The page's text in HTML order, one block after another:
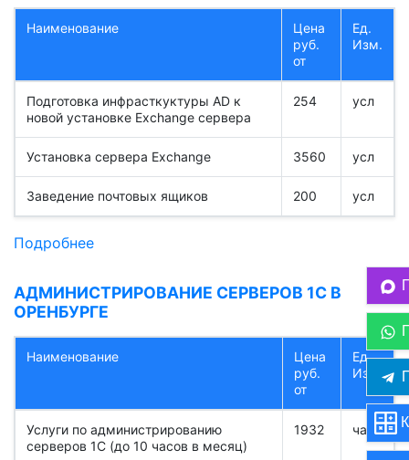
Наименование
Цена
руб.
от
Ед.
Изм.
Подготовка инфрасткуктуры AD к
новой установке Exchange сервера
254 усл
Установка сервера Exchange 3560 усл
Заведение почтовых ящиков 200 усл
Подробнее
АДМИНИСТРИРОВАНИЕ СЕРВЕРОВ 1С В
ОРЕНБУРГЕ
Наименование
Цена
руб.
от
Ед.
Изм.
Услуги по администрированию
серверов 1С (до 10 часов в месяц)
1932 час